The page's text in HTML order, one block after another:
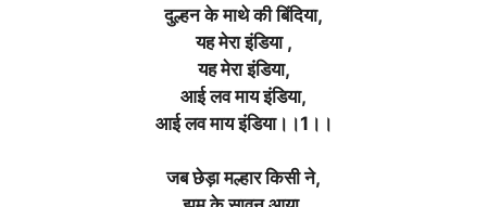
दुल्हन के माथे की बिंदिया,
यह मेरा इंडिया ,
यह मेरा इंडिया,
आई लव माय इंडिया,
आई लव माय इंडिया।।1।।
जब छेड़ा मल्हार किसी ने,